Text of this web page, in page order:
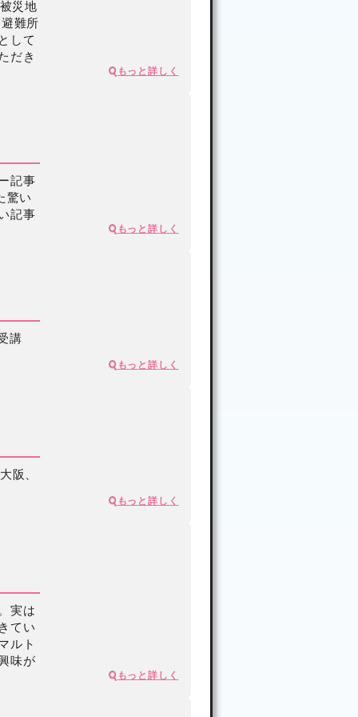
災地
難所
して
だき
もっと詳しく
記事
驚い
記事
もっと詳しく
講
もっと詳しく
阪、
もっと詳しく
実は
てい
ルト
味が
もっと詳しく
減塩食品の売上高
で約5倍に ―減
JFPA教材のご案内